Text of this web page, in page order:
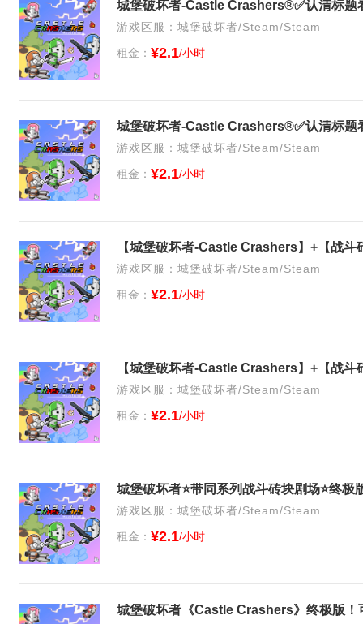
游戏区服：城堡破坏者/Steam/Steam
租金： ¥2.1/小时
游戏区服：城堡破坏者/Steam/Steam
租金： ¥2.1/小时
游戏区服：城堡破坏者/Steam/Steam
租金： ¥2.1/小时
游戏区服：城堡破坏者/Steam/Steam
租金： ¥2.1/小时
城堡破坏者⭐带同系列战斗砖块剧场⭐终极
游戏区服：城堡破坏者/Steam/Steam
租金： ¥2.1/小时
城堡破坏者《Castle Crashers》终极版！